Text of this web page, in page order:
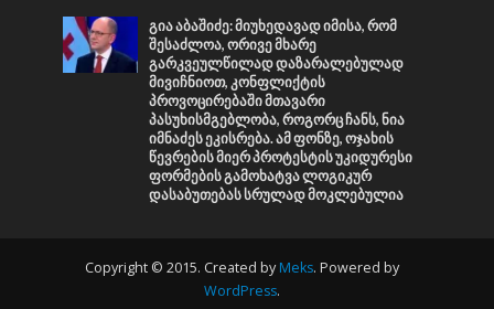
გია აბაშიძე: მიუხედავად იმისა, რომ
შესაძლოა, ორივე მხარე
გარკვეულწილად დაზარალებულად
მივიჩნიოთ, კონფლიქტის
პროვოცირებაში მთავარი
პასუხისმგებლობა, როგორც ჩანს, ნია
იმნაძეს ეკისრება. ამ ფონზე, ოჯახის
წევრების მიერ პროტესტის უკიდურესი
ფორმების გამოხატვა ლოგიკურ
დასაბუთებას სრულად მოკლებულია
Copyright © 2015. Created by Meks. Powered by
WordPress.